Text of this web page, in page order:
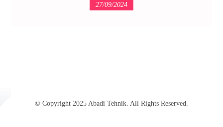
27/09/2024
© Copyright 2025 Abadi Tehnik. All Rights Reserved.